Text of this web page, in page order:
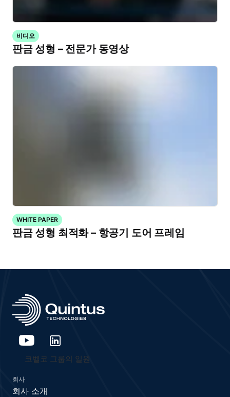
비디오
판금 성형 – 전문가 동영상
WHITE PAPER
판금 성형 최적화 – 항공기 도어 프레임
코벨코 그룹의 일원
회사
회사 소개